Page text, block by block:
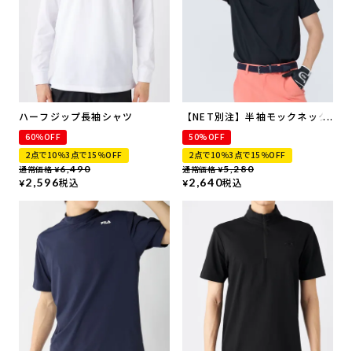
ハーフジップ長袖シャツ
60％OFF
2点で10％3点で15％OFF
通常価格 ¥6,490
¥2,596税込
【NET別注】半袖モックネック
シャツ
50%OFF
2点で10％3点で15％OFF
通常価格 ¥5,280
¥2,640税込